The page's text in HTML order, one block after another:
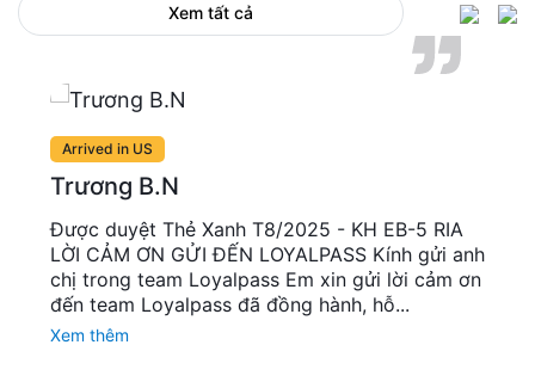
Xem tất cả
Trương B.N
Arrived in US
Được duyệt Thẻ Xanh T8/2025 - KH EB-5 RIA
LỜI CẢM ƠN GỬI ĐẾN LOYALPASS Kính gửi anh
chị trong team Loyalpass Em xin gửi lời cảm ơn
đến team Loyalpass đã đồng hành, hỗ...
Xem thêm